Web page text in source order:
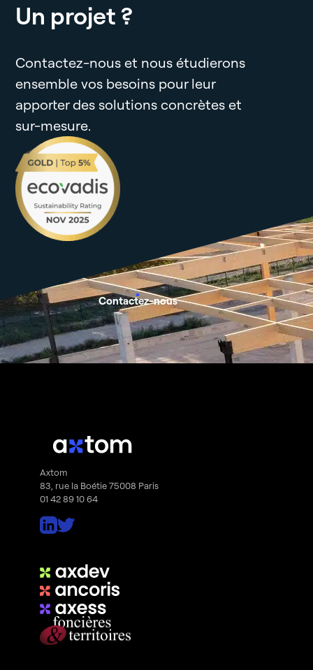
Un projet ?
Contactez-nous et nous étudierons
ensemble vos besoins pour leur
apporter des solutions concrètes et
sur-mesure.
Contactez-nous
Axtom
83, rue la Boétie 75008 Paris
01 42 89 10 64